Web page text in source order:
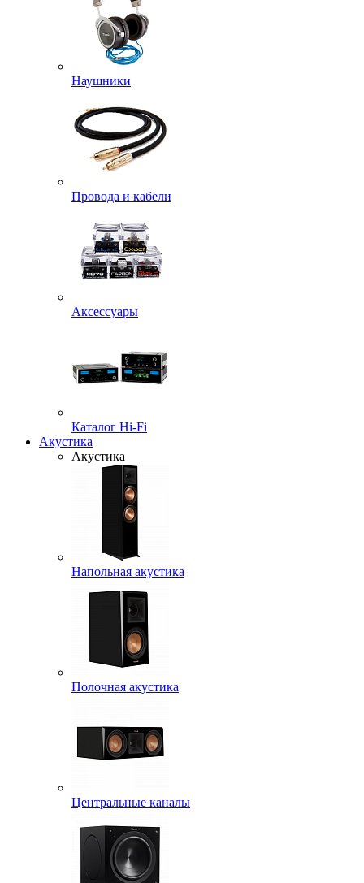
Наушники
Провода и кабели
Аксессуары
Каталог Hi-Fi
Акустика
Акустика
Напольная акустика
Полочная акустика
Центральные каналы